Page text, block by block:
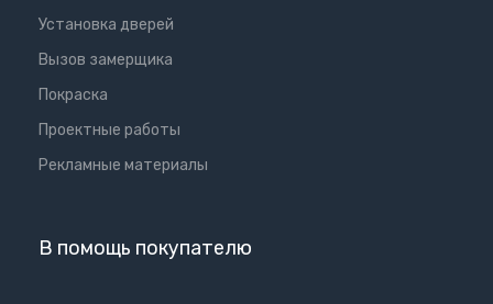
Установка дверей
Вызов замерщика
Покраска
Проектные работы
Рекламные материалы
В помощь покупателю